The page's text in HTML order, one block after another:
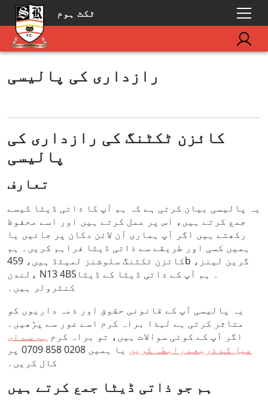
ٹکٹ ہوم
رازداری کی پالیسی
کائزن ٹکٹنگ کی رازداری کی
پالیسی
تعارف
یہ پالیسی بیان کرتی ہے کہ ہم آپ کا ذاتی ڈیٹا کیسے
جمع کرتے ہیں، اس پر عمل کرتے ہیں اور اسے محفوظ
رکھتے ہیں اگر آپ ہماری آن لائن دکان پر جائیں یا
ہمیں کسی اور طریقے سے ذاتی ڈیٹا فراہم کریں۔ ہم
کائزن ٹکٹنگ سلوشنز لمیٹڈ ہیں، 459b گرین لینز،
لندن، N13 4BS۔ ہم آپ کے ذاتی ڈیٹا کے ڈیٹا
کنٹرولر ہیں۔
یہ پالیسی آپ کے قانونی حقوق اور ذمہ داریوں کو
متاثر کرتی ہے لہذا براہ کرم اسے غور سے پڑھیں۔
اگر آپ کے کوئی سوالات ہیں، تو براہ کرم ہم سے ای
میل کے ذریعے رابطہ کریں
یا ہمیں 0208 858 0709 پر
کال کریں۔
ہم جو ذاتی ڈیٹا جمع کرتے ہیں